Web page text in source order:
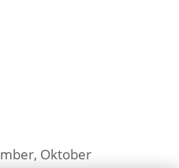
Oktober